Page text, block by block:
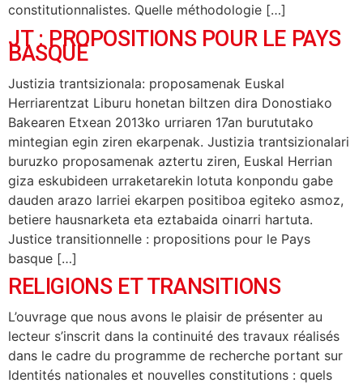
constitutionnalistes. Quelle méthodologie […]
JT : PROPOSITIONS POUR LE PAYS
BASQUE
Justizia trantsizionala: proposamenak Euskal
Herriarentzat Liburu honetan biltzen dira Donostiako
Bakearen Etxean 2013ko urriaren 17an burututako
mintegian egin ziren ekarpenak. Justizia trantsizionalari
buruzko proposamenak aztertu ziren, Euskal Herrian
giza eskubideen urraketarekin lotuta konpondu gabe
dauden arazo larriei ekarpen positiboa egiteko asmoz,
betiere hausnarketa eta eztabaida oinarri hartuta.
Justice transitionnelle : propositions pour le Pays
basque […]
RELIGIONS ET TRANSITIONS
L’ouvrage que nous avons le plaisir de présenter au
lecteur s’inscrit dans la continuité des travaux réalisés
dans le cadre du programme de recherche portant sur
Identités nationales et nouvelles constitutions : quels